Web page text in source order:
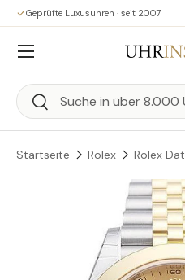
Direkt zum Inhalt
Geprüfte Luxusuhren · seit 2007
Suchen
Suchen
Menü
Startseite Rolex Rolex
Zu